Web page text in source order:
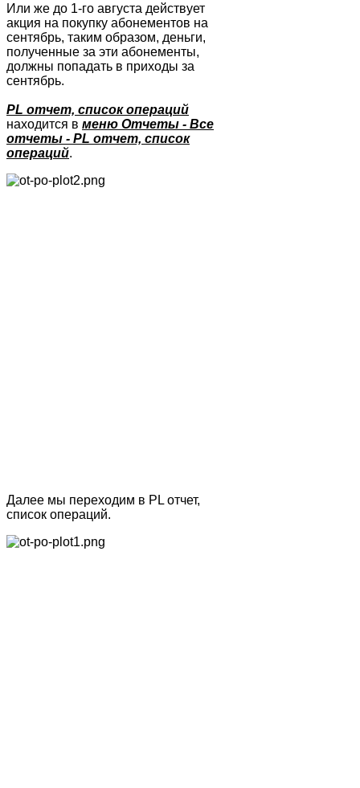
Или же до 1-го августа действует
акция на покупку абонементов на
сентябрь, таким образом, деньги,
полученные за эти абонементы,
должны попадать в приходы за
сентябрь.
PL отчет, список операций
находится в меню Отчеты - Все
отчеты - PL отчет, список
операций.
Далее мы переходим в PL отчет,
список операций.